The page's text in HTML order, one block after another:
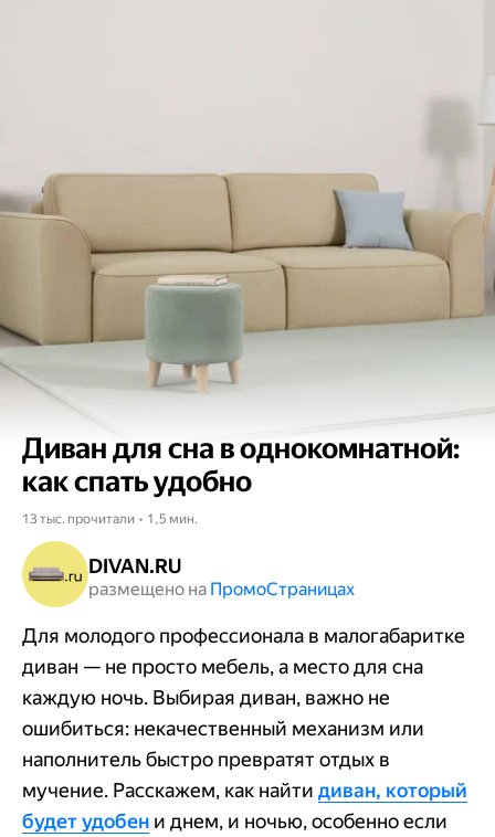
Диван для сна в однокомнатной:
как спать удобно
13 тыс. прочитали • 1,5 мин.
DIVAN.RU
размещено на Промо​​​​​​​Страницах
Для молодого профессионала в малогабаритке
диван — не просто мебель, а место для сна
каждую ночь. Выбирая диван, важно не
ошибиться: некачественный механизм или
наполнитель быстро превратят отдых в
мучение. Расскажем, как найти диван, который
будет удобен и днем, и ночью, особенно если